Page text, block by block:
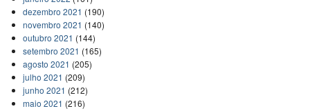
dezembro 2021 (190)
novembro 2021 (140)
outubro 2021 (144)
setembro 2021 (165)
agosto 2021 (205)
julho 2021 (209)
junho 2021 (212)
maio 2021 (216)